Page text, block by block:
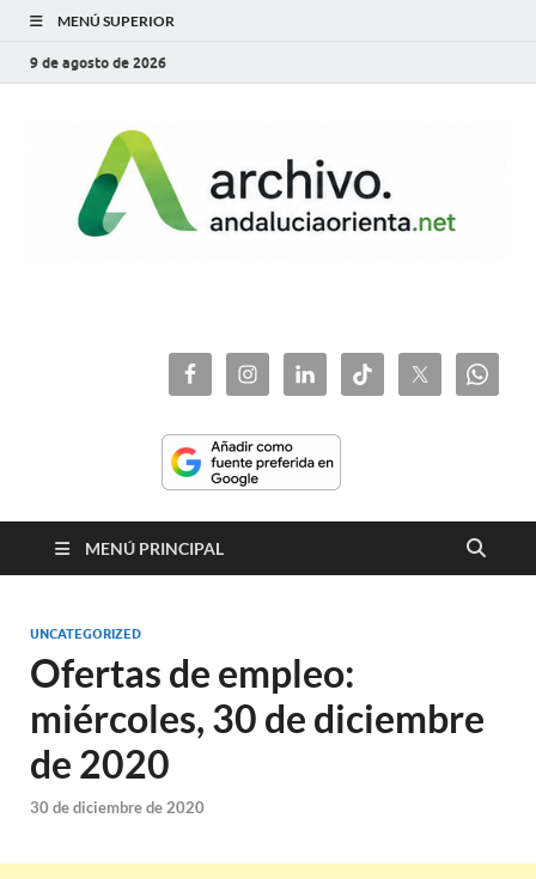
MENÚ SUPERIOR
9 de agosto de 2026
MENÚ PRINCIPAL
UNCATEGORIZED
Ofertas de empleo:
miércoles, 30 de diciembre
de 2020
30 de diciembre de 2020